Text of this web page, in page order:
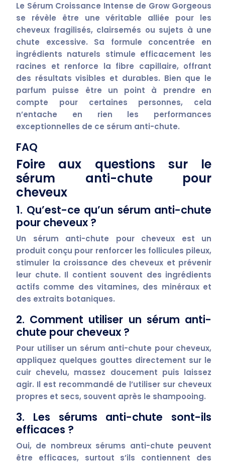
Le Sérum Croissance Intense de Grow Gorgeous
se révèle être une véritable alliée pour les
cheveux fragilisés, clairsemés ou sujets à une
chute excessive. Sa formule concentrée en
ingrédients naturels stimule efficacement les
racines et renforce la fibre capillaire, offrant
des résultats visibles et durables. Bien que le
parfum puisse être un point à prendre en
compte pour certaines personnes, cela
n’entache en rien les performances
exceptionnelles de ce sérum anti-chute.
FAQ
Foire aux questions sur le
sérum anti-chute pour
cheveux
1. Qu’est-ce qu’un sérum anti-chute
pour cheveux ?
Un sérum anti-chute pour cheveux est un
produit conçu pour renforcer les follicules pileux,
stimuler la croissance des cheveux et prévenir
leur chute. Il contient souvent des ingrédients
actifs comme des vitamines, des minéraux et
des extraits botaniques.
2. Comment utiliser un sérum anti-
chute pour cheveux ?
Pour utiliser un sérum anti-chute pour cheveux,
appliquez quelques gouttes directement sur le
cuir chevelu, massez doucement puis laissez
agir. Il est recommandé de l’utiliser sur cheveux
propres et secs, souvent après le shampooing.
3. Les sérums anti-chute sont-ils
efficaces ?
Oui, de nombreux sérums anti-chute peuvent
être efficaces, surtout s’ils contiennent des